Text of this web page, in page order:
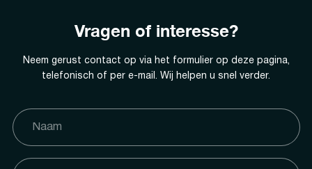
Vragen of interesse?
Neem gerust contact op via het formulier op deze pagina,
telefonisch of per e-mail. Wij helpen u snel verder.